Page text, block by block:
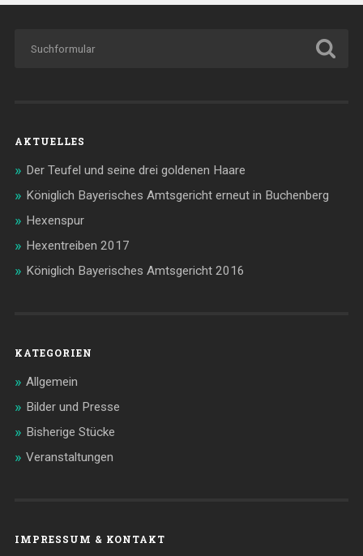
AKTUELLES
Der Teufel und seine drei goldenen Haare
Königlich Bayerisches Amtsgericht erneut in Buchenberg
Hexenspur
Hexentreiben 2017
Königlich Bayerisches Amtsgericht 2016
KATEGORIEN
Allgemein
Bilder und Presse
Bisherige Stücke
Veranstaltungen
IMPRESSUM & KONTAKT